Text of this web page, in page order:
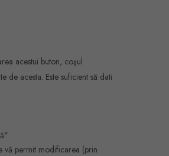
acestui buton, coşul
acesta. Este suficient să dati
vă permit modificarea (prin